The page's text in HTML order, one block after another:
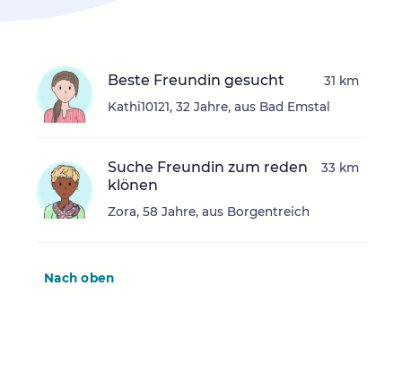
Beste Freundin gesucht
Kathi10121, 32 Jahre, aus Bad Emstal
31 km
Suche Freundin zum reden
klönen
Zora, 58 Jahre, aus Borgentreich
33 km
Nach oben